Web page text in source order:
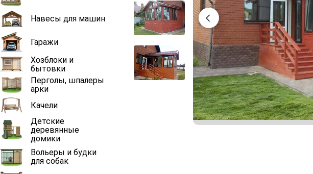
Навесы для машин
Гаражи
Хозблоки и
бытовки
Перголы, шпалеры
арки
Качели
Детские
деревянные
домики
Вольеры и будки
для собак